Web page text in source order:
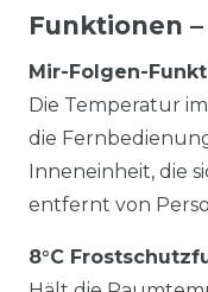
Funktionen
Mir-Folgen-
Die Temperatur
die
Inneneinheit, die
entfernt von
8°C